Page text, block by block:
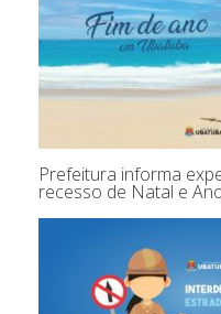
Prefeitura informa
recesso de Natal e